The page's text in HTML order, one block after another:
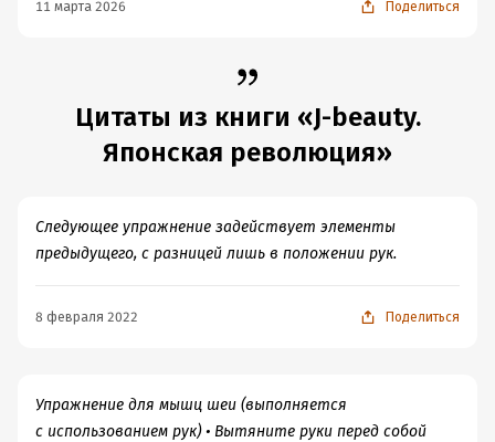
11 марта 2026 Поделиться
Цитаты из книги «J-beauty.
Японская революция»
Следующее упражнение задействует элементы
предыдущего, с разницей лишь в положении рук.
8 февраля 2022 Поделиться
Упражнение для мышц шеи (выполняется
с использованием рук) • Вытяните руки перед собой